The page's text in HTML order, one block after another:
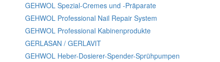
GEHWOL Spezial-Cremes und -Präparate
GEHWOL Professional Nail Repair System
GEHWOL Professional Kabinenprodukte
GERLASAN / GERLAVIT
GEHWOL Heber-Dosierer-Spender-Sprühpumpen